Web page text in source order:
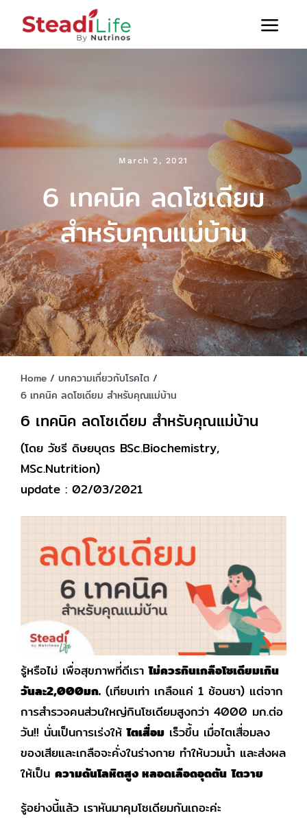
content
สินค้าทั้งหมด
ติดต่อเรา
March 2, 2021
6 เทคนิค ลดโซเดียม
สำหรับคุณแม่บ้าน
Home
บทความเกี่ยวกับโรคไต
6 เทคนิค ลดโซเดียม สำหรับคุณแม่บ้าน
6 เทคนิค ลดโซเดียม สำหรับคุณแม่บ้าน
(โดย วัชรี ดิษยบุตร BSc.Biochemistry,
MSc.Nutrition)
update : 02/03/2021
รู้หรือไม่ เพื่อสุขภาพที่ดีเราไม่ควรกินเกลือโซเดียมเกิน
วันละ2,000มก.(เทียบเท่า เกลือแค่ 1 ช้อนชา) แต่จาก
การสำรวจคนส่วนใหญ่กินโซเดียมสูงกว่า 4000 มก.ต่อ
วัน!! นั่นเป็นการเร่งให้ไตเสื่อมเร็วขึ้น เมื่อไตเสื่อมลง
ของเสียและเกลือจะคั่งในร่างกาย ทำให้บวมน้ำ และส่งผล
ให้เป็น ความดันโลหิตสูง หลอดเลือดอุดตัน ไตวาย
รู้อย่างนี้แล้ว เราหันมาคุมโซเดียมกันเถอะค่ะ